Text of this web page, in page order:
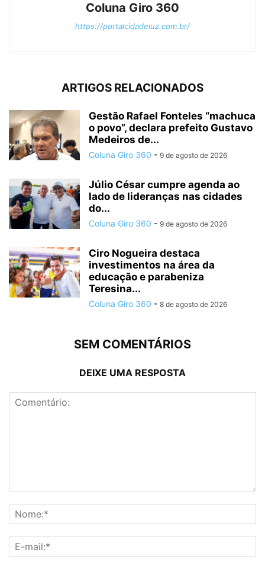
Coluna Giro 360
https://portalcidadeluz.com.br/
ARTIGOS RELACIONADOS
Gestão Rafael Fonteles “machuca
o povo”, declara prefeito Gustavo
Medeiros de...
Coluna Giro 360 - 9 de agosto de 2026
Júlio César cumpre agenda ao
lado de lideranças nas cidades
do...
Coluna Giro 360 - 9 de agosto de 2026
Ciro Nogueira destaca
investimentos na área da
educação e parabeniza
Teresina...
Coluna Giro 360 - 8 de agosto de 2026
SEM COMENTÁRIOS
DEIXE UMA RESPOSTA